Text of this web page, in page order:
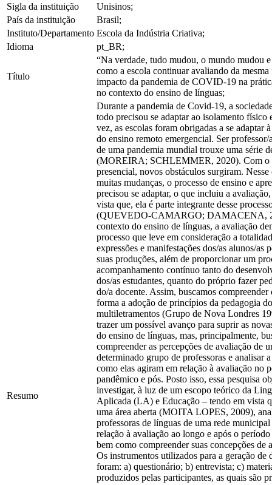
Sigla da instituição
Unisinos;
País da instituição
Brasil;
Instituto/Departamento Escola da Indústria Criativa;
Idioma
pt_BR;
Título
“Na verdade, tudo mudou, o mundo mudou
como a escola continuar avaliando da mesma
impacto da pandemia de COVID-19 na
no contexto do ensino de línguas;
Resumo
Durante a pandemia de Covid-19, a
todo precisou se adaptar ao isolamento físico
vez, as escolas foram obrigadas a se adaptar
do ensino remoto emergencial. Ser professor/
de uma pandemia mundial trouxe uma série
(MOREIRA; SCHLEMMER, 2020). Com o
presencial, novos obstáculos surgiram.
muitas mudanças, o processo de ensino e
precisou se adaptar, o que incluiu a
vista que, ela é parte integrante desse
(QUEVEDO-CAMARGO; DAMACENA,
contexto do ensino de línguas, a avaliação
processo que leve em consideração a
expressões e manifestações dos/as alunos/as
suas produções, além de proporcionar um
acompanhamento contínuo tanto do
dos/as estudantes, quanto do próprio fazer
do/a docente. Assim, buscamos compreender
forma a adoção de princípios da pedagogia
multiletramentos (Grupo de Nova Londres
trazer um possível avanço para suprir as
do ensino de línguas, mas, principalmente,
compreender as percepções de avaliação de
determinado grupo de professoras e analisar
como elas agiram em relação à avaliação no
pandêmico e pós. Posto isso, essa pesquisa
investigar, à luz de um escopo teórico da
Aplicada (LA) e Educação – tendo em vista
uma área aberta (MOITA LOPES, 2009),
professoras de línguas de uma rede
relação à avaliação ao longo e após o
bem como compreender suas concepções de
Os instrumentos utilizados para a geração de
foram: a) questionário; b) entrevista; c)
produzidos pelas participantes, as quais são